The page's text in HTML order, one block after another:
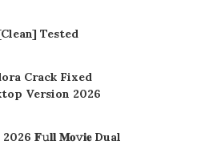
Tested
Crack Fixed
Version 2026
𝐅𝚞𝐥𝐥 𝐌𝐨𝚟𝐢𝐞 Dual